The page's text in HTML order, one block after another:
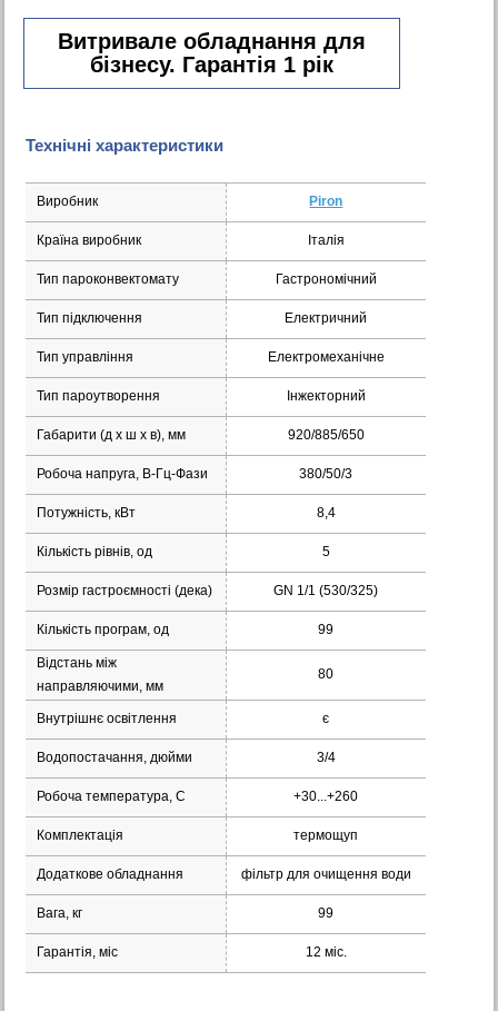
Витривале обладнання для
бізнесу. Гарантія 1 рік
Технічні характеристики
Виробник Piron
Країна виробник Італія
Тип пароконвектомату Гастрономічний
Тип підключення Електричний
Тип управління Електромеханічне
Тип пароутворення Інжекторний
Габарити (д х ш x в), мм 920/885/650
Робоча напруга, В-Гц-Фази 380/50/3
Потужність, кВт 8,4
Кількість рівнів, од 5
Розмір гастроємності (дека) GN 1/1 (530/325)
Кількість програм, од 99
Відстань між
направляючими, мм
80
Внутрішнє освітлення є
Водопостачання, дюйми 3/4
Робоча температура, С +30...+260
Комплектація термощуп
Додаткове обладнання фільтр для очищення води
Вага, кг 99
Гарантія, міс 12 міс.